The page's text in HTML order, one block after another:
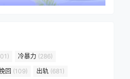
冷暴力 (286)
回 (109) 出轨 (681)